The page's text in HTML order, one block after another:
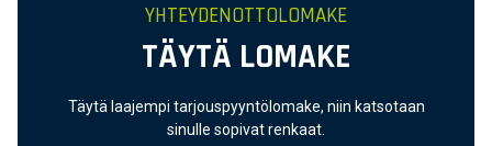
YHTEYDENOTTOLOMAKE
TÄYTÄ LOMAKE
Täytä laajempi tarjouspyyntölomake, niin katsotaan
sinulle sopivat renkaat.